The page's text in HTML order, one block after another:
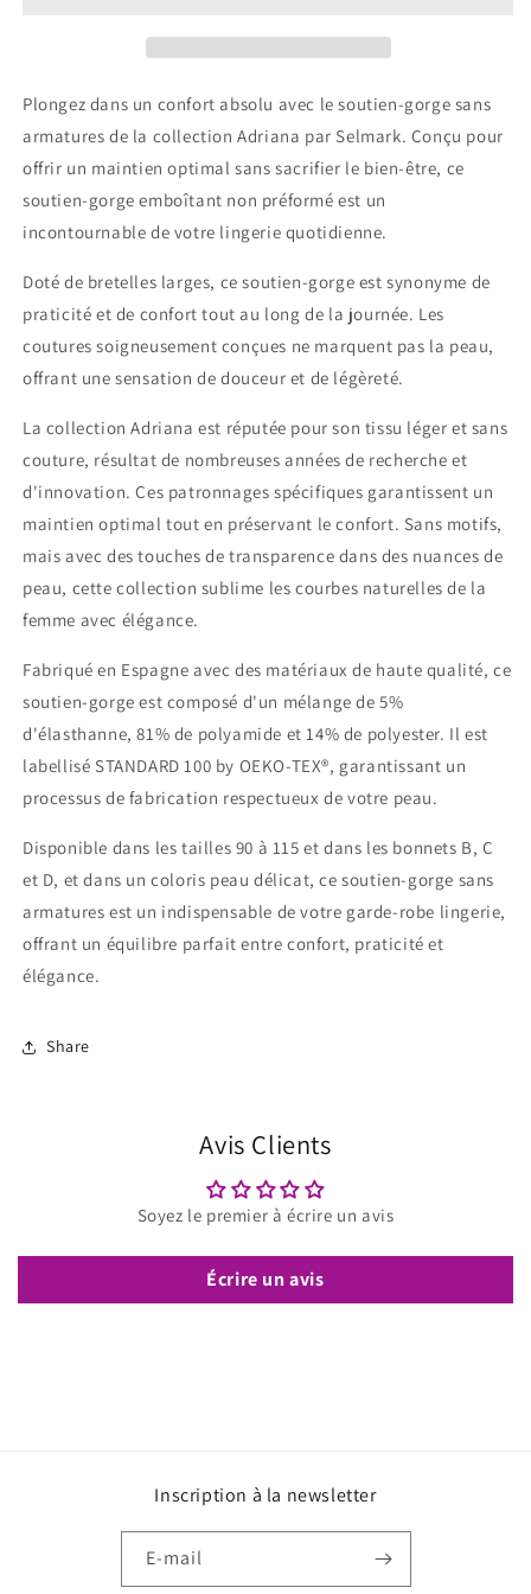
peau
peau
Plongez dans un confort absolu avec le soutien-gorge sans
armatures de la collection Adriana par Selmark. Conçu pour
offrir un maintien optimal sans sacrifier le bien-être, ce
soutien-gorge emboîtant non préformé est un
incontournable de votre lingerie quotidienne.
Doté de bretelles larges, ce soutien-gorge est synonyme de
praticité et de confort tout au long de la journée. Les
coutures soigneusement conçues ne marquent pas la peau,
offrant une sensation de douceur et de légèreté.
La collection Adriana est réputée pour son tissu léger et sans
couture, résultat de nombreuses années de recherche et
d'innovation. Ces patronnages spécifiques garantissent un
maintien optimal tout en préservant le confort. Sans motifs,
mais avec des touches de transparence dans des nuances de
peau, cette collection sublime les courbes naturelles de la
femme avec élégance.
Fabriqué en Espagne avec des matériaux de haute qualité, ce
soutien-gorge est composé d'un mélange de 5%
d'élasthanne, 81% de polyamide et 14% de polyester. Il est
labellisé STANDARD 100 by OEKO-TEX®, garantissant un
processus de fabrication respectueux de votre peau.
Disponible dans les tailles 90 à 115 et dans les bonnets B, C
et D, et dans un coloris peau délicat, ce soutien-gorge sans
armatures est un indispensable de votre garde-robe lingerie,
offrant un équilibre parfait entre confort, praticité et
élégance.
Share
Avis Clients
Soyez le premier à écrire un avis
Écrire un avis
Inscription à la newsletter
E-mail